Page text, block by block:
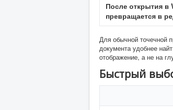
После открытия в
превращается в
Для обычной точечной
документа удобнее
отображение, а не на
Быстрый